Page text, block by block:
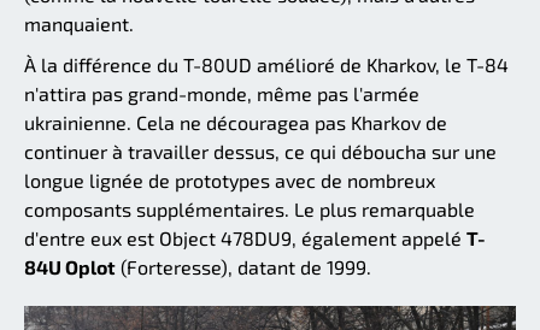
manquaient.
À la différence du T-80UD amélioré de Kharkov, le T-84
n'attira pas grand-monde, même pas l'armée
ukrainienne. Cela ne découragea pas Kharkov de
continuer à travailler dessus, ce qui déboucha sur une
longue lignée de prototypes avec de nombreux
composants supplémentaires. Le plus remarquable
d'entre eux est Object 478DU9, également appelé T-
84U Oplot (Forteresse), datant de 1999.